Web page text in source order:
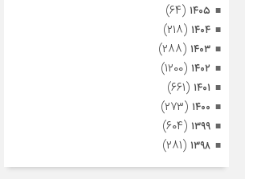
۱۴۰۵ (۶۴)
۱۴۰۴ (۲۱۸)
۱۴۰۳ (۲۸۸)
۱۴۰۲ (۱۲۰۰)
۱۴۰۱ (۶۶۱)
۱۴۰۰ (۲۷۳)
۱۳۹۹ (۶۰۴)
۱۳۹۸ (۲۸۱)